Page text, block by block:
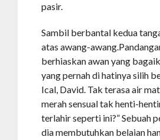
pasir.
Sambil berbantal kedua
atas awang-
berhiaskan awan yang
yang pernah di hatinya silih
Ical, David. Tak terasa air
merah sensual tak henti-
terlahir seperti ini?” Sebuah
dia membutuhkan belaian